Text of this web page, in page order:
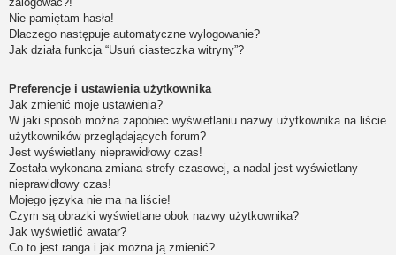
Nie pamiętam hasła!
Dlaczego następuje automatyczne wylogowanie?
Jak działa funkcja “Usuń ciasteczka witryny”?
Preferencje i ustawienia użytkownika
Jak zmienić moje ustawienia?
W jaki sposób można zapobiec wyświetlaniu nazwy użytkownika na liście
użytkowników przeglądających forum?
Jest wyświetlany nieprawidłowy czas!
Została wykonana zmiana strefy czasowej, a nadal jest wyświetlany
nieprawidłowy czas!
Mojego języka nie ma na liście!
Czym są obrazki wyświetlane obok nazwy użytkownika?
Jak wyświetlić awatar?
Co to jest ranga i jak można ją zmienić?